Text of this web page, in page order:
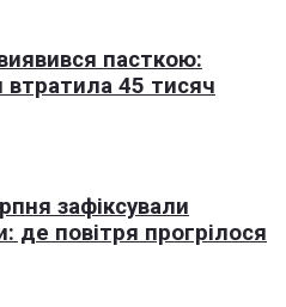
пасткою:
45 тисяч
зафіксували
де повітря прогрілося